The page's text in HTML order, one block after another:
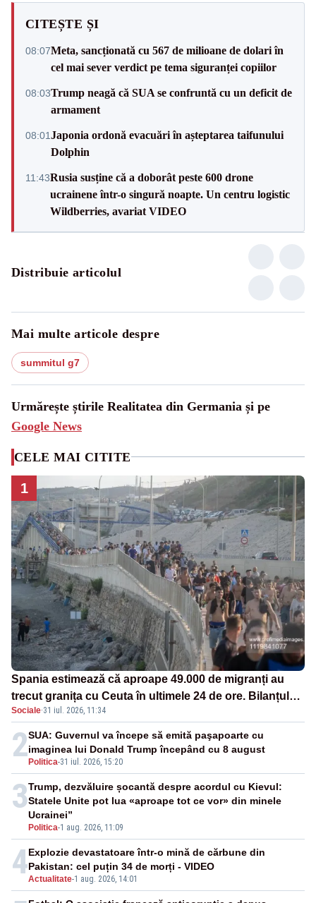
CITEȘTE ȘI
08:07Meta, sancționată cu 567 de milioane de dolari în
cel mai sever verdict pe tema siguranței copiilor
08:03Trump neagă că SUA se confruntă cu un deficit de
armament
08:01Japonia ordonă evacuări în așteptarea taifunului
Dolphin
11:43Rusia susține că a doborât peste 600 drone
ucrainene într-o singură noapte. Un centru logistic
Wildberries, avariat VIDEO
Distribuie articolul
Mai multe articole despre
summitul g7
Urmărește știrile Realitatea din Germania și pe
Google News
CELE MAI CITITE
1
Spania estimează că aproape 49.000 de migranți au
trecut granița cu Ceuta în ultimele 24 de ore. Bilanțul
morților a ajuns la 19
Sociale·31 iul. 2026, 11:34
2 Politica-31 iul. 2026, 15:20
SUA: Guvernul va începe să emită paşapoarte cu
imaginea lui Donald Trump începând cu 8 august
3
Politica-1 aug. 2026, 11:09
Trump, dezvăluire șocantă despre acordul cu Kievul:
Statele Unite pot lua «aproape tot ce vor» din minele
Ucrainei”
4Actualitate-1 aug. 2026, 14:01
Explozie devastatoare într-o mină de cărbune din
Pakistan: cel puțin 34 de morți - VIDEO